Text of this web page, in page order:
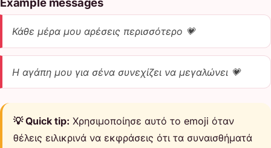
Κάθε μέρα μου αρέσεις περισσότερο 💗
Η αγάπη μου για σένα συνεχίζει να μεγαλώνει 💗
💡 Quick tip: Χρησιμοποίησε αυτό το emoji όταν
θέλεις ειλικρινά να εκφράσεις ότι τα συναισθήματά